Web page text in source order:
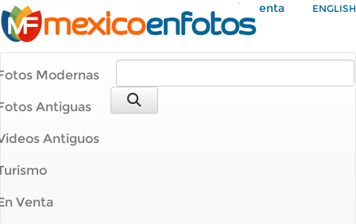
Mi Cuenta ENGLISH
Modernas
Antiguas
Antiguos
Venta